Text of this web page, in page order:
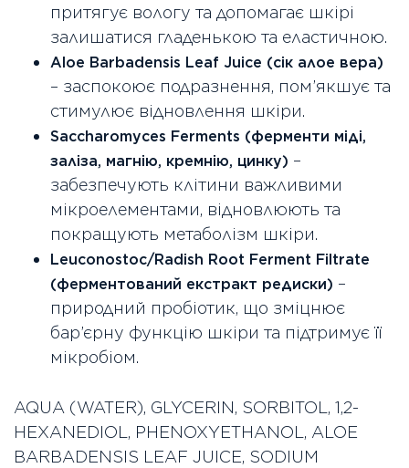
притягує вологу та допомагає шкірі
залишатися гладенькою та еластичною.
Aloe Barbadensis Leaf Juice (сік алое вера)
– заспокоює подразнення, пом’якшує та
стимулює відновлення шкіри.
Saccharomyces Ferments (ферменти міді,
заліза, магнію, кремнію, цинку) –
забезпечують клітини важливими
мікроелементами, відновлюють та
покращують метаболізм шкіри.
Leuconostoc/Radish Root Ferment Filtrate
(ферментований екстракт редиски) –
природний пробіотик, що зміцнює
бар’єрну функцію шкіри та підтримує її
мікробіом.
AQUA (WATER), GLYCERIN, SORBITOL, 1,2-
HEXANEDIOL, PHENOXYETHANOL, ALOE
BARBADENSIS LEAF JUICE, SODIUM